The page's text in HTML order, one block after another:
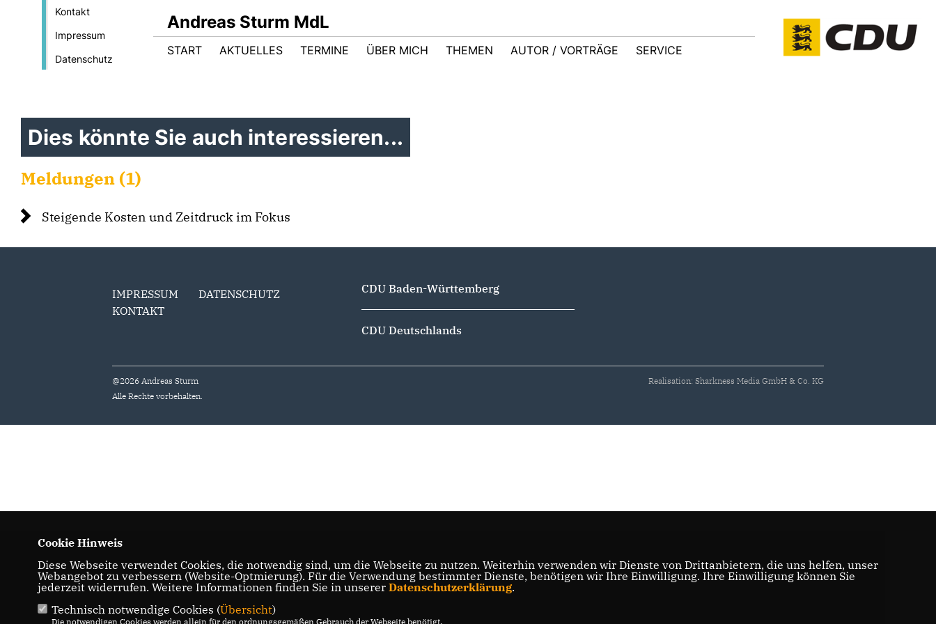
Kontakt
Impressum
Datenschutz
Andreas Sturm MdL
START AKTUELLES TERMINE ÜBER MICH THEMEN AUTOR / VORTRÄGE SERVICE
Dies könnte Sie auch interessieren...
Meldungen (1)
Steigende Kosten und Zeitdruck im Fokus
IMPRESSUM
DATENSCHUTZ
KONTAKT
CDU Baden-Württemberg
CDU Deutschlands
@2026 Andreas Sturm
Alle Rechte vorbehalten.
Realisation: Sharkness Media GmbH & Co. KG
Cookie Hinweis
Diese Webseite verwendet Cookies, die notwendig sind, um die Webseite zu nutzen. Weiterhin verwenden wir Dienste von Drittanbietern, die uns helfen, unser
Webangebot zu verbessern (Website-Optmierung). Für die Verwendung bestimmter Dienste, benötigen wir Ihre Einwilligung. Ihre Einwilligung können Sie
jederzeit widerrufen. Weitere Informationen finden Sie in unserer Datenschutzerklärung.
Technisch notwendige Cookies (Übersicht)
Die notwendigen Cookies werden allein für den ordnungsgemäßen Gebrauch der Webseite benötigt.